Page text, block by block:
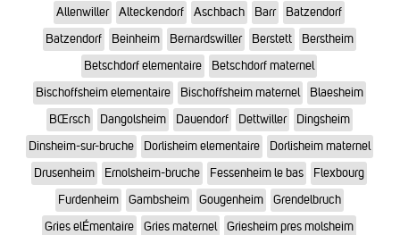
Allenwiller Alteckendorf Aschbach Barr
Batzendorf
Batzendorf
Beinheim Bernardswiller Berstett
Berstheim
Betschdorf elementaire
Betschdorf maternel
Bischoffsheim elementaire
Bischoffsheim maternel
Blaesheim
BŒrsch
Dangolsheim Dauendorf Dettwiller
Dingsheim
Dinsheim-sur-bruche
Dorlisheim elementaire
Dorlisheim maternel
Drusenheim
Ernolsheim-bruche Fessenheim le bas
Flexbourg
Furdenheim
Gambsheim Gougenheim
Grendelbruch
Gries elÉmentaire
Gries maternel
Griesheim pres molsheim